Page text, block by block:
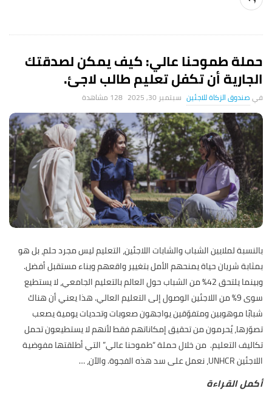
حملة طموحنا عالي: كيف يمكن لصدقتك
الجارية أن تكفل تعليم طالب لاجئ.
صندوق الزكاة للاجئين سبتمبر 30, 2025 128 ‎مشاهدة
بالنسبة لملايين الشباب والشابات اللاجئين، التعليم ليس مجرد حلم، بل هو
بمثابة شريان حياة يمنحهم الأمل بتغيير واقعهم وبناء مستقبل أفضل.
وبينما يلتحق 42٪ من الشباب حول العالم بالتعليم الجامعي، لا يستطيع
سوى 9% من اللاجئين الوصول إلى التعليم العالي. هذا يعني أن هناك
شبابًا موهوبين ومتفوّقين يواجهون صعوبات وتحديات يومية يصعب
تصوّرها، يُحرمون من تحقيق إمكاناتهم فقط لأنهم لا يستطيعون تحمل
تكاليف التعليم. من خلال حملة “طموحنا عالي” التي أطلقتها مفوضية
اللاجئين UNHCR، نعمل على سد هذه الفجوة. والآن،
…